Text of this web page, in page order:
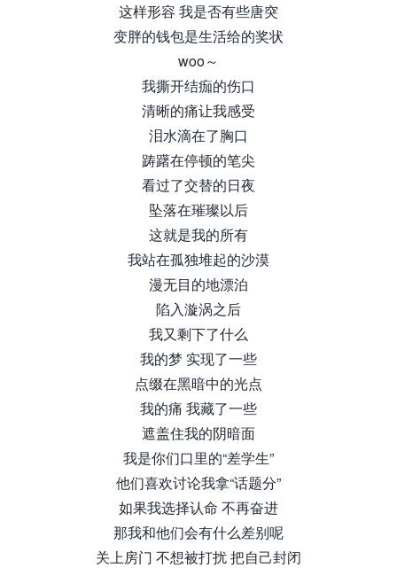
这样形容 我是否有些唐突
变胖的钱包是生活给的奖状
woo～
我撕开结痂的伤口
清晰的痛让我感受
泪水滴在了胸口
踌躇在停顿的笔尖
看过了交替的日夜
坠落在璀璨以后
这就是我的所有
我站在孤独堆起的沙漠
漫无目的地漂泊
陷入漩涡之后
我又剩下了什么
我的梦 实现了一些
点缀在黑暗中的光点
我的痛 我藏了一些
遮盖住我的阴暗面
我是你们口里的“差学生”
他们喜欢讨论我拿“话题分”
如果我选择认命 不再奋进
那我和他们会有什么差别呢
关上房门 不想被打扰 把自己封闭